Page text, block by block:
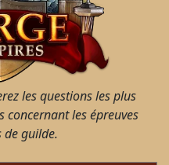
les questions les plus
concernant les épreuves
de guilde.